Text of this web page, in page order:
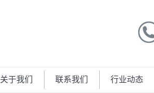
关于我们 联系我们 行业动态